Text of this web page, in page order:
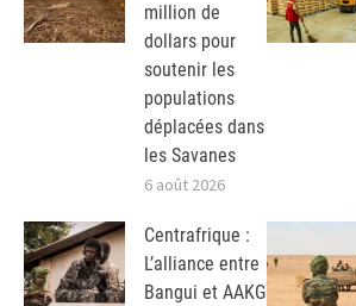
million de
dollars pour
soutenir les
populations
déplacées dans
les Savanes
6 août 2026
Centrafrique :
L’alliance entre
Bangui et AAKG